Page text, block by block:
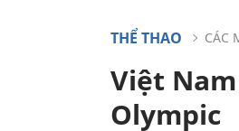
THỂ THAO CÁC
Việt
Olympic